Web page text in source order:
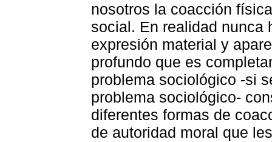
nosotros la coacción
social. En realidad nunca
expresión material y
profundo que es
problema sociológico -si
problema sociológico-
diferentes formas de
de autoridad moral que